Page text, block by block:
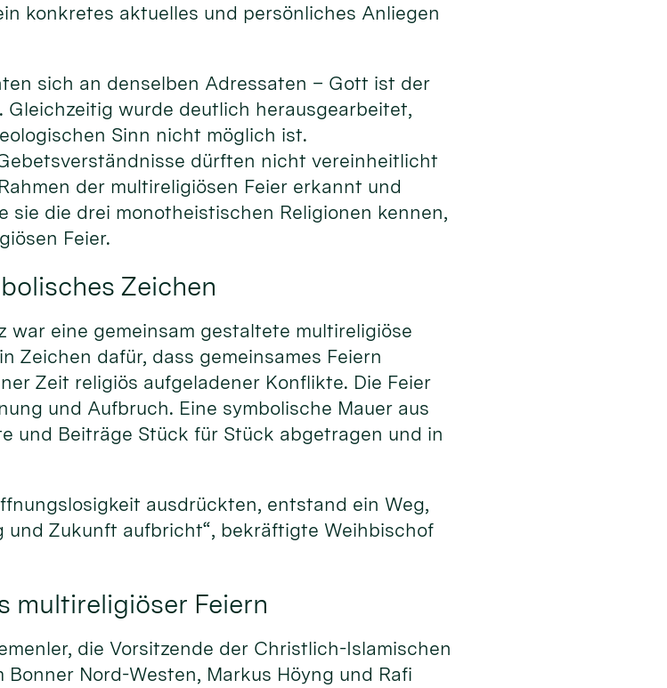
konkretes aktuelles und persönliches Anliegen
sich an denselben Adressaten – Gott ist der
wurde deutlich herausgearbeitet,
Sinn nicht möglich ist.
dürften nicht vereinheitlicht
der multireligiösen Feier erkannt und
sie die drei monotheistischen Religionen kennen,
Feier.
Zeichen
war eine gemeinsam gestaltete multireligiöse
Zeichen dafür, dass gemeinsames Feiern
Zeit religiös aufgeladener Konflikte. Die Feier
und Aufbruch. Eine symbolische Mauer aus
und Beiträge Stück für Stück abgetragen und in
ausdrückten, entstand ein Weg,
und Zukunft aufbricht“, bekräftigte Weihbischof
multireligiöser Feiern
die Vorsitzende der Christlich-Islamischen
Nord-Westen, Markus Höyng und Rafi